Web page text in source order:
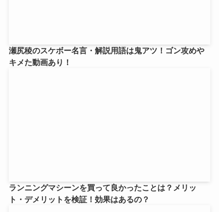
瀬尻稜のスケボー名言・解説用語は鬼アツ！ゴン攻めや
キメた動画あり！
ランニングマシーンを買って良かったことは？メリッ
ト・デメリットを検証！効果はあるの？